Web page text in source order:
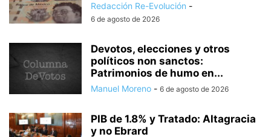
Redacción Re-Evolución -
6 de agosto de 2026
Devotos, elecciones y otros
políticos non sanctos:
Patrimonios de humo en...
Manuel Moreno - 6 de agosto de 2026
PIB de 1.8% y Tratado: Altagracia
y no Ebrard